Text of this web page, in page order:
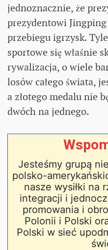
jednoznacznie, że
prezydentowi Jingping
przebiegu igrzysk.
sportowe się właśnie
rywalizacja, o wiele
losów całego świata,
a złotego medalu nie
dwóch na jednego.
Jesteśmy grupą
polsko-
nasze wysiłki na
integracji i
promowania i
Polonii i Polski
Polski w sieć